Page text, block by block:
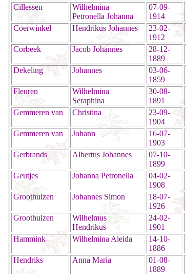
Cillessen
Wilhelmina
Petronella Johanna
07-09-
1914
Coerwinkel Hendrikus Johannes
23-02-
1912
Corbeek Jacob Johannes
28-12-
1889
Dekeling
Johannes
03-06-
1859
Fleuren
Wilhelmina
Seraphina
30-08-
1891
Gemmeren van Christina
23-09-
1904
Gemmeren van Johann
16-07-
1903
Gerbrands Albertus Johannes
07-10-
1899
Geutjes Johanna Petronella
04-02-
1908
Groothuizen Johannes Simon
18-07-
1926
Groothuizen
Wilhelmus
Hendrikus
24-02-
1901
Hammink Wilhelmina Aleida
14-10-
1886
Hendriks Anna Maria
01-08-
1889